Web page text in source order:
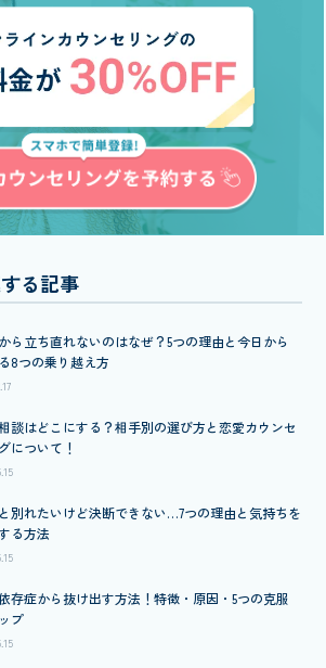
る記事
ら立ち直れないのはなぜ？5つの理由と今日から
8つの乗り越え方
談はどこにする？相手別の選び方と恋愛カウンセ
について！
別れたいけど決断できない…7つの理由と気持ちを
る方法
存症から抜け出す方法！特徴・原因・5つの克服
プ